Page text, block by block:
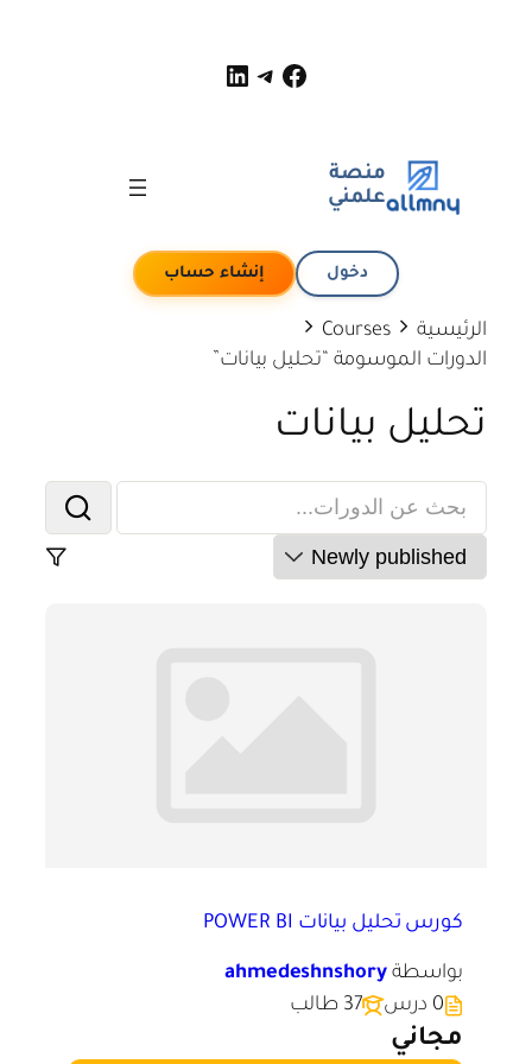
فيسبوك
تيليجرام
لينكد إن
منصة
علمني
دخول إنشاء حساب
الرئيسية
Courses
الدورات الموسومة “تحليل بيانات”
تحليل بيانات
كورس تحليل بيانات POWER BI
بواسطة ahmedeshnshory
0 درس
37 طالب
مجاني